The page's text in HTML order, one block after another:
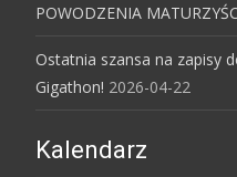
POWODZENIA
Ostatnia szansa na zapisy
Gigathon! 2026-04-22
Kalendarz